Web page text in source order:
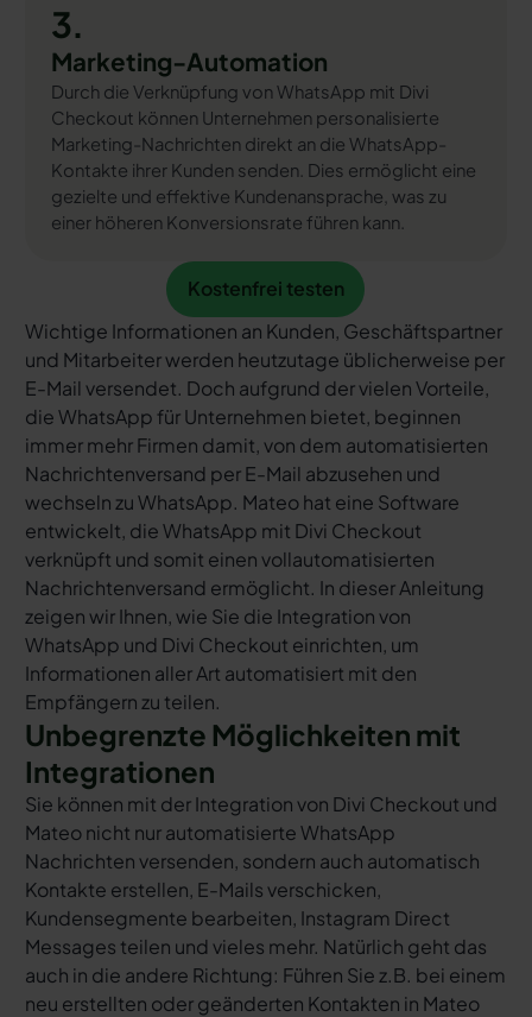
3.
Marketing-Automation
Durch die Verknüpfung von WhatsApp mit Divi
Checkout können Unternehmen personalisierte
Marketing-Nachrichten direkt an die WhatsApp-
Kontakte ihrer Kunden senden. Dies ermöglicht eine
gezielte und effektive Kundenansprache, was zu
einer höheren Konversionsrate führen kann.
Kostenfrei testen
Kostenfrei testen
Wichtige Informationen an Kunden, Geschäftspartner
und Mitarbeiter werden heutzutage üblicherweise per
E-Mail versendet. Doch aufgrund der vielen Vorteile,
die WhatsApp für Unternehmen bietet, beginnen
immer mehr Firmen damit, von dem automatisierten
Nachrichtenversand per E-Mail abzusehen und
wechseln zu WhatsApp. Mateo hat eine Software
entwickelt, die WhatsApp mit Divi Checkout
verknüpft und somit einen vollautomatisierten
Nachrichtenversand ermöglicht. In dieser Anleitung
zeigen wir Ihnen, wie Sie die Integration von
WhatsApp und Divi Checkout einrichten, um
Informationen aller Art automatisiert mit den
Empfängern zu teilen.
Unbegrenzte Möglichkeiten mit
Integrationen
Sie können mit der Integration von Divi Checkout und
Mateo nicht nur automatisierte WhatsApp
Nachrichten versenden, sondern auch automatisch
Kontakte erstellen, E-Mails verschicken,
Kundensegmente bearbeiten, Instagram Direct
Messages teilen und vieles mehr. Natürlich geht das
auch in die andere Richtung: Führen Sie z.B. bei einem
neu erstellten oder geänderten Kontakten in Mateo